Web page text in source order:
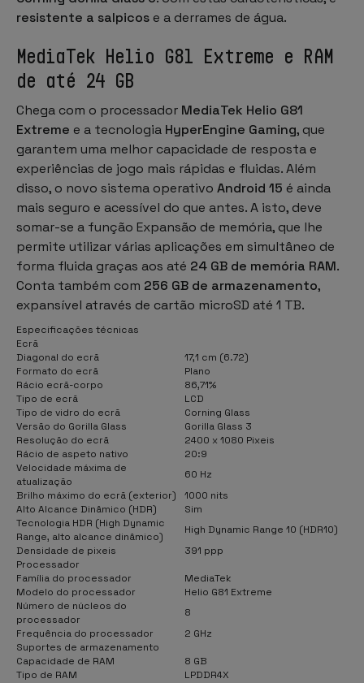
resistente a salpicos e a derrames de água.
MediaTek Helio G81 Extreme e RAM
de até 24 GB
Chega com o processador MediaTek Helio G81
Extreme e a tecnologia HyperEngine Gaming, que
garantem uma melhor capacidade de resposta e
experiências de jogo mais rápidas e fluidas. Além
disso, o novo sistema operativo Android 15 é ainda
mais seguro e acessível do que antes. A isto, deve
somar-se a função Expansão de memória, que lhe
permite utilizar várias aplicações em simultâneo de
forma fluida graças aos até 24 GB de memória RAM.
Conta também com 256 GB de armazenamento,
expansível através de cartão microSD até 1 TB.
Especificações técnicas
Ecrã
Diagonal do ecrã
17,1 cm (6.72)
Formato do ecrã
Plano
Rácio ecrã-corpo
86,71%
Tipo de ecrã
LCD
Tipo de vidro do ecrã
Corning Glass
Versão do Gorilla Glass
Gorilla Glass 3
Resolução do ecrã
2400 x 1080 Pixeis
Rácio de aspeto nativo
20:9
Velocidade máxima de
atualização
60 Hz
Brilho máximo do ecrã (exterior)
1000 nits
Alto Alcance Dinâmico (HDR)
Sim
Tecnologia HDR (High Dynamic
Range, alto alcance dinâmico)
High Dynamic Range 10 (HDR10)
Densidade de pixeis
391 ppp
Processador
Família do processador
MediaTek
Modelo do processador
Helio G81 Extreme
Número de núcleos do
processador
8
Frequência do processador
2 GHz
Suportes de armazenamento
Capacidade de RAM
8 GB
Tipo de RAM
LPDDR4X